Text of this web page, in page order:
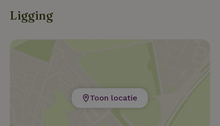
Ligging
Toon locatie